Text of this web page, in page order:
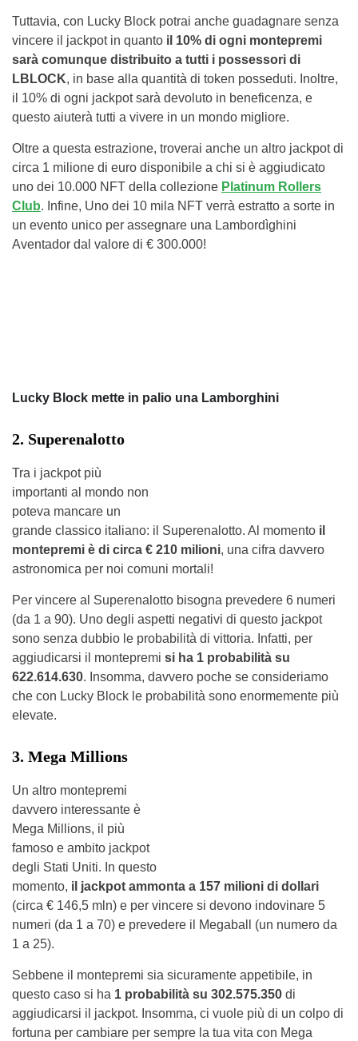
Tuttavia, con Lucky Block potrai anche guadagnare senza
vincere il jackpot in quanto il 10% di ogni montepremi
sarà comunque distribuito a tutti i possessori di
LBLOCK, in base alla quantità di token posseduti. Inoltre,
il 10% di ogni jackpot sarà devoluto in beneficenza, e
questo aiuterà tutti a vivere in un mondo migliore.
Oltre a questa estrazione, troverai anche un altro jackpot di
circa 1 milione di euro disponibile a chi si è aggiudicato
uno dei 10.000 NFT della collezione Platinum Rollers
Club. Infine, Uno dei 10 mila NFT verrà estratto a sorte in
un evento unico per assegnare una Lambordìghini
Aventador dal valore di € 300.000!
Lucky Block mette in palio una Lamborghini
2. Superenalotto
Tra i jackpot più
importanti al mondo non
poteva mancare un
grande classico italiano: il Superenalotto. Al momento il
montepremi è di circa € 210 milioni, una cifra davvero
astronomica per noi comuni mortali!
Per vincere al Superenalotto bisogna prevedere 6 numeri
(da 1 a 90). Uno degli aspetti negativi di questo jackpot
sono senza dubbio le probabilità di vittoria. Infatti, per
aggiudicarsi il montepremi si ha 1 probabilità su
622.614.630. Insomma, davvero poche se consideriamo
che con Lucky Block le probabilità sono enormemente più
elevate.
3. Mega Millions
Un altro montepremi
davvero interessante è
Mega Millions, il più
famoso e ambito jackpot
degli Stati Uniti. In questo
momento, il jackpot ammonta a 157 milioni di dollari
(circa € 146,5 mln) e per vincere si devono indovinare 5
numeri (da 1 a 70) e prevedere il Megaball (un numero da
1 a 25).
Sebbene il montepremi sia sicuramente appetibile, in
questo caso si ha 1 probabilità su 302.575.350 di
aggiudicarsi il jackpot. Insomma, ci vuole più di un colpo di
fortuna per cambiare per sempre la tua vita con Mega